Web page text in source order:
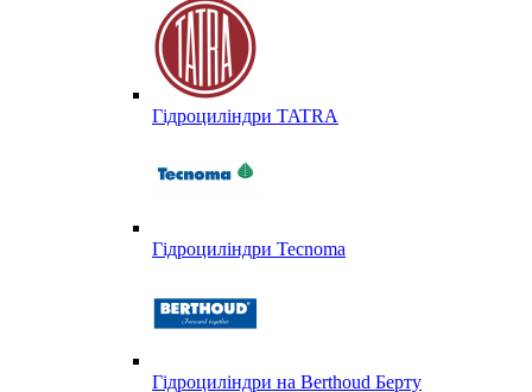
Гідроциліндри TATRA
Гідроциліндри Tecnoma
Гідроциліндри на Berthoud Берту